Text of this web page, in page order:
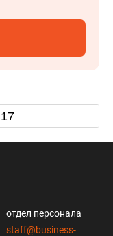
17
отдел персонала
staff@business-